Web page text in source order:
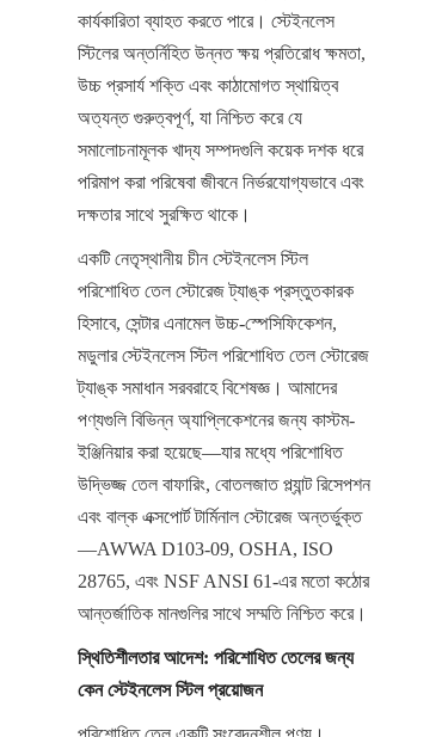
কার্যকারিতা ব্যাহত করতে পারে। স্টেইনলেস
স্টিলের অন্তর্নিহিত উন্নত ক্ষয় প্রতিরোধ ক্ষমতা,
উচ্চ প্রসার্য শক্তি এবং কাঠামোগত স্থায়িত্ব
অত্যন্ত গুরুত্বপূর্ণ, যা নিশ্চিত করে যে
সমালোচনামূলক খাদ্য সম্পদগুলি কয়েক দশক ধরে
পরিমাপ করা পরিষেবা জীবনে নির্ভরযোগ্যভাবে এবং
দক্ষতার সাথে সুরক্ষিত থাকে।
একটি নেতৃস্থানীয় চীন স্টেইনলেস স্টিল
পরিশোধিত তেল স্টোরেজ ট্যাঙ্ক প্রস্তুতকারক
হিসাবে, সেন্টার এনামেল উচ্চ-স্পেসিফিকেশন,
মডুলার স্টেইনলেস স্টিল পরিশোধিত তেল স্টোরেজ
ট্যাঙ্ক সমাধান সরবরাহে বিশেষজ্ঞ। আমাদের
পণ্যগুলি বিভিন্ন অ্যাপ্লিকেশনের জন্য কাস্টম-
ইঞ্জিনিয়ার করা হয়েছে—যার মধ্যে পরিশোধিত
উদ্ভিজ্জ তেল বাফারিং, বোতলজাত প্ল্যান্ট রিসেপশন
এবং বাল্ক এক্সপোর্ট টার্মিনাল স্টোরেজ অন্তর্ভুক্ত
—AWWA D103-09, OSHA, ISO
28765, এবং NSF ANSI 61-এর মতো কঠোর
আন্তর্জাতিক মানগুলির সাথে সম্মতি নিশ্চিত করে।
স্থিতিশীলতার আদেশ: পরিশোধিত তেলের জন্য
কেন স্টেইনলেস স্টিল প্রয়োজন